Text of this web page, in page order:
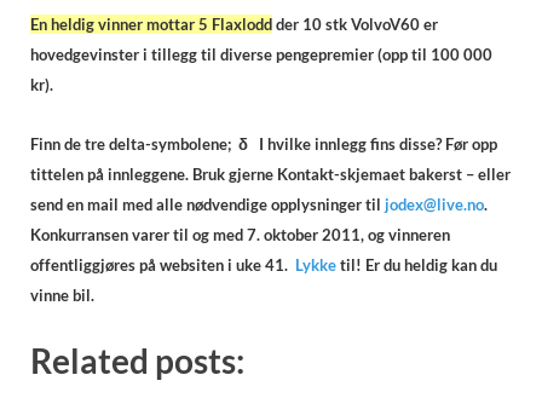
En heldig vinner mottar 5 Flaxloddder 10 stk VolvoV60 er
hovedgevinster i tillegg til diverse pengepremier (opp til 100 000
kr).
Finn de tre delta-symbolene; δ I hvilke innlegg fins disse? Før opp
tittelen på innleggene. Bruk gjerne Kontakt-skjemaet bakerst – eller
send en mail med alle nødvendige opplysninger til jodex@live.no.
Konkurransen varer til og med 7. oktober 2011, og vinneren
offentliggjøres på websiten i uke 41. Lykketil! Er du heldig kan du
vinne bil.
Related posts: